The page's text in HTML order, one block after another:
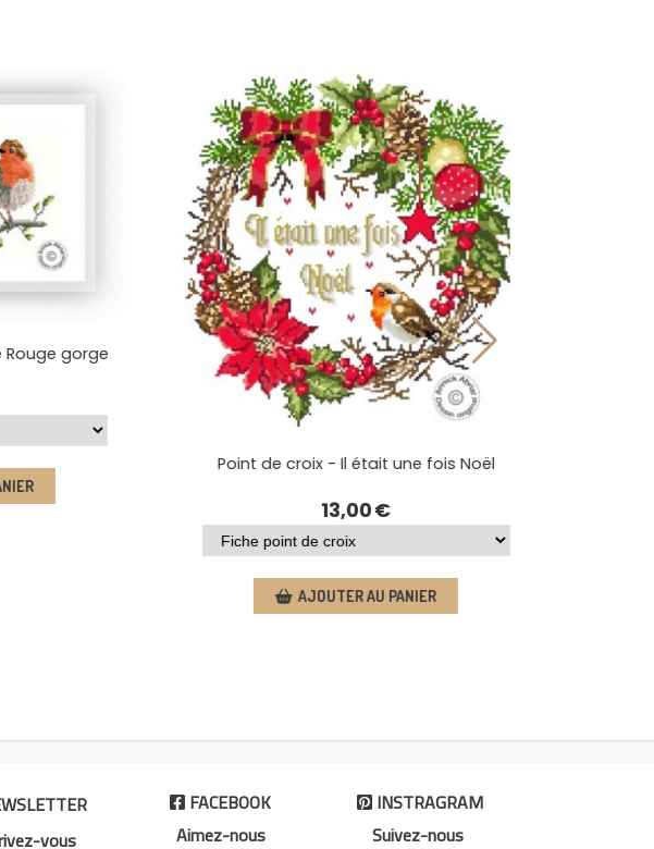
Modèle point de croix - Le Rouge gorge
11,00€
vous
 FACEBOOK
Aimez-nous
INSTRAGRAM
Suivez-nous